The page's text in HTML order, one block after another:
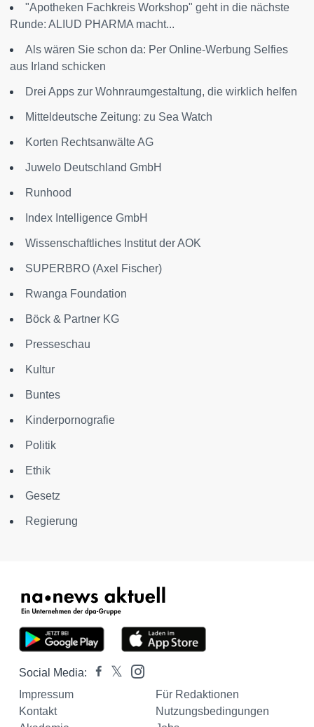
"Apotheken Fachkreis Workshop" geht in die nächste
Runde: ALIUD PHARMA macht...
Als wären Sie schon da: Per Online-Werbung Selfies
aus Irland schicken
Drei Apps zur Wohnraumgestaltung, die wirklich helfen
Mitteldeutsche Zeitung: zu Sea Watch
Korten Rechtsanwälte AG
Juwelo Deutschland GmbH
Runhood
Index Intelligence GmbH
Wissenschaftliches Institut der AOK
SUPERBRO (Axel Fischer)
Rwanga Foundation
Böck & Partner KG
Presseschau
Kultur
Buntes
Kinderpornografie
Politik
Ethik
Gesetz
Regierung
Social Media:
Impressum
Für Redaktionen
Kontakt
Nutzungsbedingungen